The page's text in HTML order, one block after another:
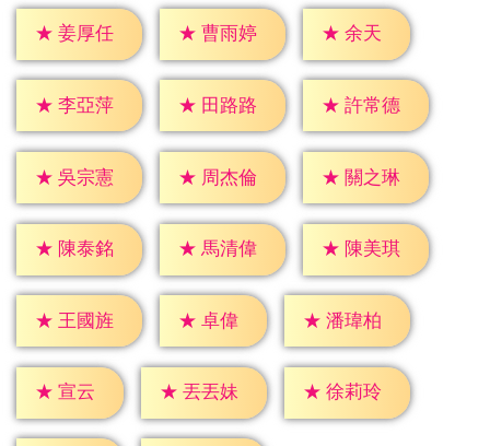
★ 姜厚任 ★ 曹雨婷 ★ 余天
★ 李亞萍 ★ 田路路 ★ 許常德
★ 吳宗憲 ★ 周杰倫 ★ 關之琳
★ 陳泰銘 ★ 馬清偉 ★ 陳美琪
★ 王國旌 ★ 卓偉 ★ 潘瑋柏
★ 宣云 ★ 丟丟妹 ★ 徐莉玲